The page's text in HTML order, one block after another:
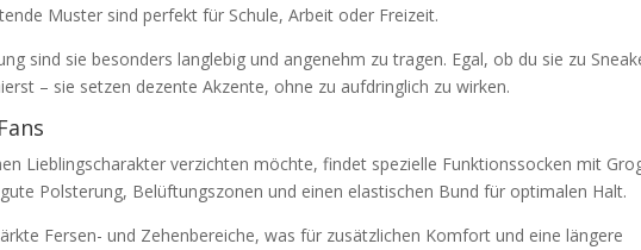
Muster sind perfekt für Schule, Arbeit oder Freizeit.
sind sie besonders langlebig und angenehm zu tragen. Egal, ob du sie zu
– sie setzen dezente Akzente, ohne zu aufdringlich zu wirken.
Lieblingscharakter verzichten möchte, findet spezielle Funktionssocken mit
Polsterung, Belüftungszonen und einen elastischen Bund für optimalen Halt.
Fersen- und Zehenbereiche, was für zusätzlichen Komfort und eine längere